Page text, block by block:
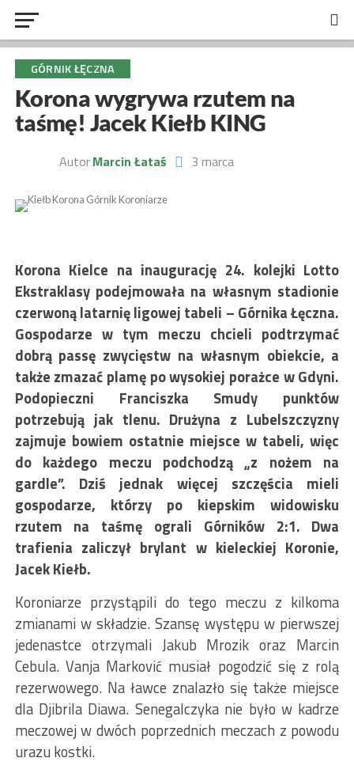
GÓRNIK ŁĘCZNA
Korona wygrywa rzutem na
taśmę! Jacek Kiełb KING
AutorMarcin Łataś 3 marca
Korona Kielce na inaugurację 24. kolejki Lotto
Ekstraklasy podejmowała na własnym stadionie
czerwoną latarnię ligowej tabeli – Górnika Łęczna.
Gospodarze w tym meczu chcieli podtrzymać
dobrą passę zwycięstw na własnym obiekcie, a
także zmazać plamę po wysokiej porażce w Gdyni.
Podopieczni Franciszka Smudy punktów
potrzebują jak tlenu. Drużyna z Lubelszczyzny
zajmuje bowiem ostatnie miejsce w tabeli, więc
do każdego meczu podchodzą „z nożem na
gardle”. Dziś jednak więcej szczęścia mieli
gospodarze, którzy po kiepskim widowisku
rzutem na taśmę ograli Górników 2:1. Dwa
trafienia zaliczył brylant w kieleckiej Koronie,
Jacek Kiełb.
Koroniarze przystąpili do tego meczu z kilkoma
zmianami w składzie. Szansę występu w pierwszej
jedenastce otrzymali Jakub Mrozik oraz Marcin
Cebula. Vanja Marković musiał pogodzić się z rolą
rezerwowego. Na ławce znalazło się także miejsce
dla Djibrila Diawa. Senegalczyka nie było w kadrze
meczowej w dwóch poprzednich meczach z powodu
urazu kostki.